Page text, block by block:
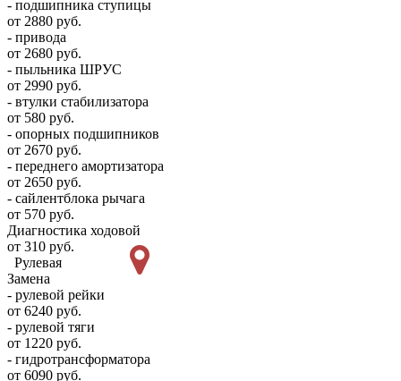
- подшипника ступицы
от 2880 руб.
- привода
от 2680 руб.
- пыльника ШРУС
от 2990 руб.
- втулки стабилизатора
от 580 руб.
- опорных подшипников
от 2670 руб.
- переднего амортизатора
от 2650 руб.
- сайлентблока рычага
от 570 руб.
Диагностика ходовой
от 310 руб.
Рулевая
Замена
- рулевой рейки
от 6240 руб.
- рулевой тяги
от 1220 руб.
- гидротрансформатора
от 6090 руб.